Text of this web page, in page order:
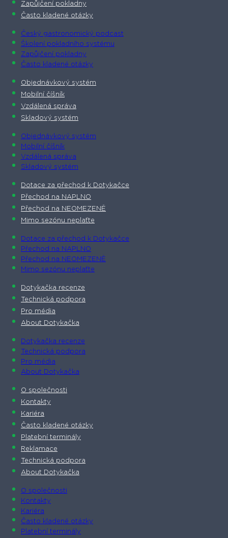
Zapůjčení pokladny
Často kladené otázky
Český gastronomický podcast​
Školení pokladního systému
Zapůjčení pokladny
Často kladené otázky
Objednávkový systém
Mobilní číšník
Vzdálená správa
Skladový systém
Objednávkový systém
Mobilní číšník
Vzdálená správa
Skladový systém
Dotace za přechod k Dotykačce
Přechod na NAPLNO
Přechod na NEOMEZENĚ
Mimo sezónu neplaťte
Dotace za přechod k Dotykačce
Přechod na NAPLNO
Přechod na NEOMEZENĚ
Mimo sezónu neplaťte
Dotykačka recenze
Technická podpora
Pro média
About Dotykačka
Dotykačka recenze
Technická podpora
Pro média
About Dotykačka
O společnosti
Kontakty
Kariéra
Často kladené otázky
Platební terminály
Reklamace
Technická podpora
About Dotykačka
O společnosti
Kontakty
Kariéra
Často kladené otázky
Platební terminály